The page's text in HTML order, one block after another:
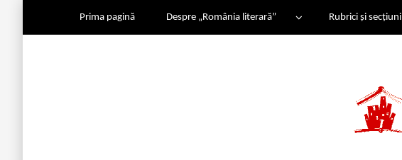
Prima pagină Despre „România literară” Rubrici și secțiuni